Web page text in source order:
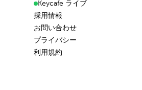
Keycafe ライブ
採用情報
お問い合わせ
プライバシー
利用規約